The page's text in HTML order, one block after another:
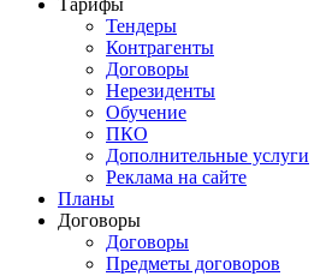
Тарифы
Тендеры
Контрагенты
Договоры
Нерезиденты
Обучение
ПКО
Дополнительные услуги
Реклама на сайте
Планы
Договоры
Договоры
Предметы договоров